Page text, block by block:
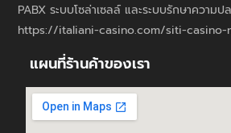
PABX ระบบโซล่าเซลล์ และระบบรักษาควา
https://italiani-casino.com/siti-casino-
แผนที่ร้านค้าของเรา